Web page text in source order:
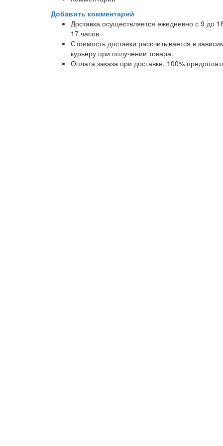
Добавить комментарий
Доставка осуществляется ежедневно с 9 до
17 часов.
Стоимость доставки рассчитывается в
курьеру при получении товара.
Оплата заказа при доставке, 100%